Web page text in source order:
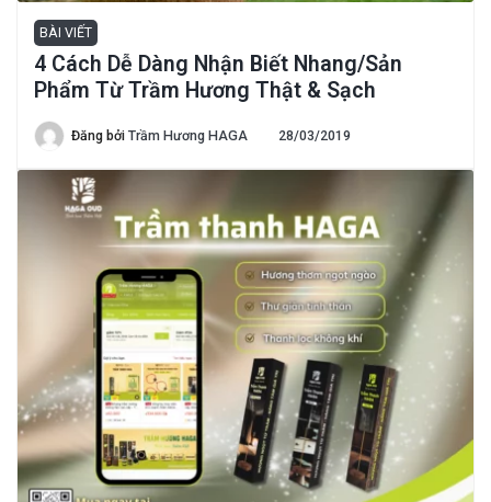
BÀI VIẾT
4 Cách Dễ Dàng Nhận Biết Nhang/Sản
Phẩm Từ Trầm Hương Thật & Sạch
Đăng bởi Trầm Hương HAGA 28/03/2019